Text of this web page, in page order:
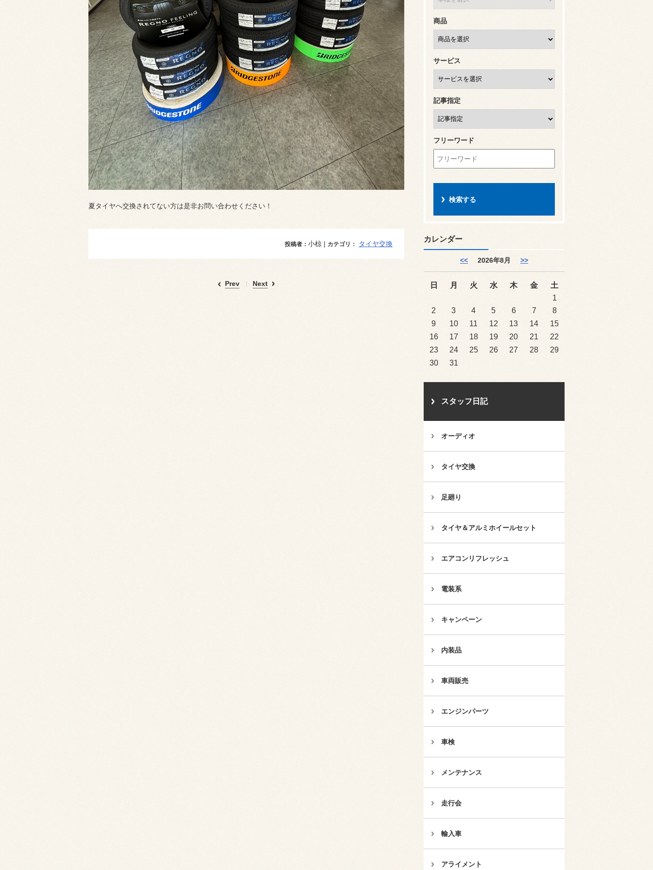
夏タイヤへ交換されてない方は是非お問い合わせください！
投稿者： 小椋 | カテゴリ： タイヤ交換
Prev Next
商品
サービス
記事指定
フリーワード
カレンダー
<< 2026年8月 >>
日 月 火 水 木 金
土
1
2
3 4 5 6 7
8
9
10 11 12 13 14
15
16
17 18 19 20 21
22
23
24 25 26 27 28
29
30
31
スタッフ日記
オーディオ
タイヤ交換
足廻り
タイヤ＆アルミホイールセット
エアコンリフレッシュ
電装系
キャンペーン
内装品
車両販売
エンジンパーツ
車検
メンテナンス
走行会
輸入車
アライメント